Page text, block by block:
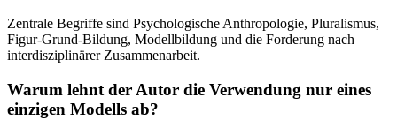
Zentrale Begriffe sind Psychologische Anthropologie, Pluralismus,
Figur-Grund-Bildung, Modellbildung und die Forderung nach
interdisziplinärer Zusammenarbeit.
Warum lehnt der Autor die Verwendung nur eines
einzigen Modells ab?